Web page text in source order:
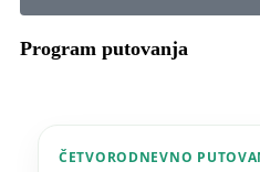
Program putovanja
ČETVORODNEVNO